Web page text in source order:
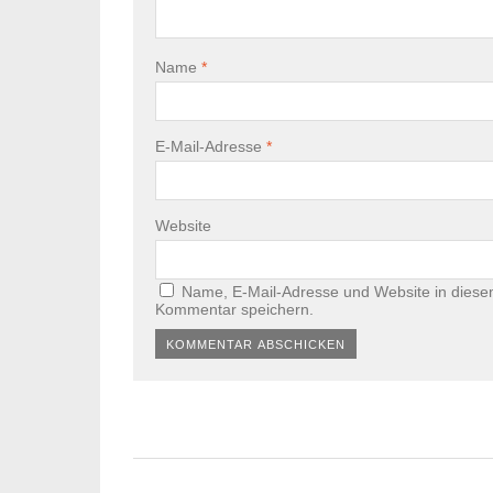
Name *
E-Mail-Adresse *
Website
Name, E-Mail-Adresse und Website in
Kommentar speichern.